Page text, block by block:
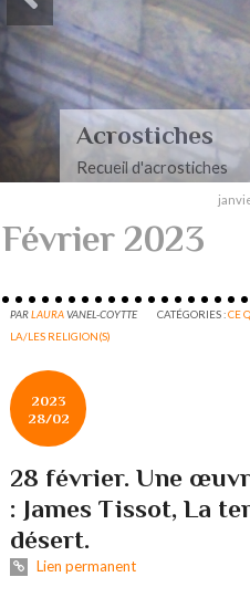
Paysages-
mari
Recueil de poèmes
Février 2023
PARLAURAVANEL-COYTTE CATÉGORIES :CE
LA/LES RELIGION(S)
2023
28/02
28 février. Une
: James Tissot, La
désert.
Lien permanent